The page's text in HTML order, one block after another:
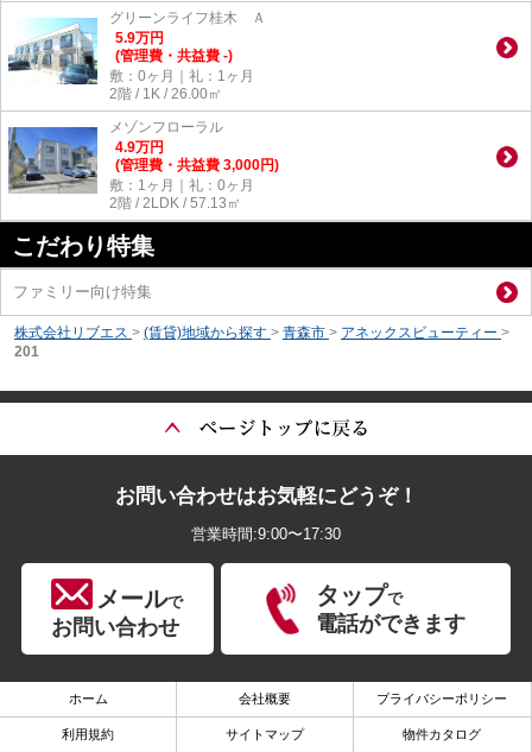
グリーンライフ桂木 Ａ
5.9万円
(管理費・共益費 -)
敷：0ヶ月｜礼：1ヶ月
2階 / 1K / 26.00㎡
メゾンフローラル
4.9万円
(管理費・共益費 3,000円)
敷：1ヶ月｜礼：0ヶ月
2階 / 2LDK / 57.13㎡
こだわり特集
ファミリー向け特集
株式会社リブエス > (賃貸)地域から探す > 青森市 > アネックスビューティー >
201
お問い合わせはお気軽にどうぞ！
営業時間:9:00〜17:30
メールで
お問い合わせ
タップで
電話ができます
ホーム 会社概要 プライバシーポリシー
利用規約 サイトマップ 物件カタログ